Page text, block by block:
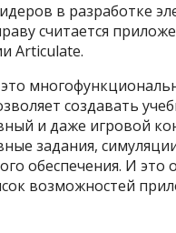
в разработке
считается
Articulate.
создавать
и даже игровой
задания,
обеспечения. И это
возможностей